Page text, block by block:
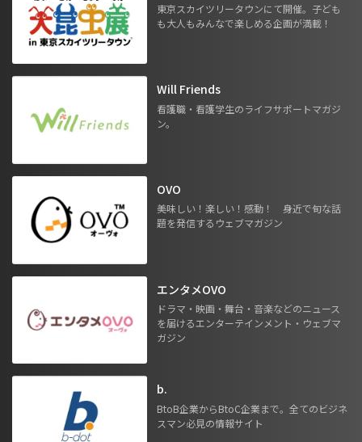
東京スカイツリータウンにて開催。子ども
も大人もみんなで楽しめる企画が満載！
Will Friends
看護職・看護学生のライフサポートマガジ
ン。
OVO
美味しい！楽しい！感動！ 身近で旬な話
題を発信するウェブマガジン
エンタメOVO
ドラマ・映画・舞台・音楽などのニュース
を届けるエンターテインメント・ウェブマ
ガジン
b.
BtoB企業からBtoC企業まで。全てのビジネ
スマン必見の情報サイト